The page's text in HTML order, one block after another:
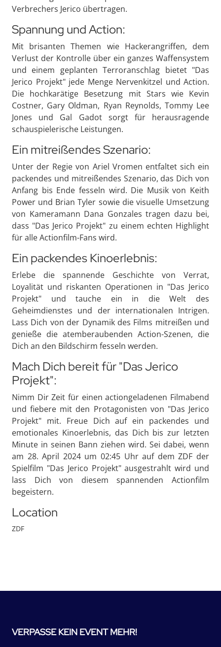
Verbrechers Jerico übertragen.
Spannung und Action:
Mit brisanten Themen wie Hackerangriffen, dem
Verlust der Kontrolle über ein ganzes Waffensystem
und einem geplanten Terroranschlag bietet "Das
Jerico Projekt" jede Menge Nervenkitzel und Action.
Die hochkarätige Besetzung mit Stars wie Kevin
Costner, Gary Oldman, Ryan Reynolds, Tommy Lee
Jones und Gal Gadot sorgt für herausragende
schauspielerische Leistungen.
Ein mitreißendes Szenario:
Unter der Regie von Ariel Vromen entfaltet sich ein
packendes und mitreißendes Szenario, das Dich von
Anfang bis Ende fesseln wird. Die Musik von Keith
Power und Brian Tyler sowie die visuelle Umsetzung
von Kameramann Dana Gonzales tragen dazu bei,
dass "Das Jerico Projekt" zu einem echten Highlight
für alle Actionfilm-Fans wird.
Ein packendes Kinoerlebnis:
Erlebe die spannende Geschichte von Verrat,
Loyalität und riskanten Operationen in "Das Jerico
Projekt" und tauche ein in die Welt des
Geheimdienstes und der internationalen Intrigen.
Lass Dich von der Dynamik des Films mitreißen und
genieße die atemberaubenden Action-Szenen, die
Dich an den Bildschirm fesseln werden.
Mach Dich bereit für "Das Jerico
Projekt":
Nimm Dir Zeit für einen actiongeladenen Filmabend
und fiebere mit den Protagonisten von "Das Jerico
Projekt" mit. Freue Dich auf ein packendes und
emotionales Kinoerlebnis, das Dich bis zur letzten
Minute in seinen Bann ziehen wird. Sei dabei, wenn
am 28. April 2024 um 02:45 Uhr auf dem ZDF der
Spielfilm "Das Jerico Projekt" ausgestrahlt wird und
lass Dich von diesem spannenden Actionfilm
begeistern.
Location
ZDF
VERPASSE KEIN EVENT MEHR!